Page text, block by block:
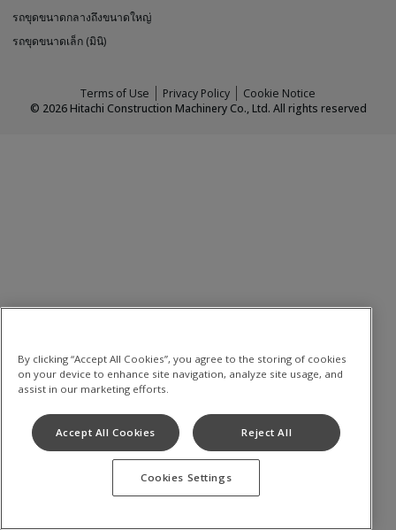
รถขุดขนาดกลางถึงขนาดใหญ่
รถขุดขนาดเล็ก (มินิ)
Terms of Use Privacy Policy
Cookie Notice
© 2026Hitachi Construction Machinery Co., Ltd. All rights reserved
By clicking “Accept All Cookies”, you agree to the storing of cookies
on your device to enhance site navigation, analyze site usage, and
assist in our marketing efforts.
Accept All Cookies Reject All
Cookies Settings